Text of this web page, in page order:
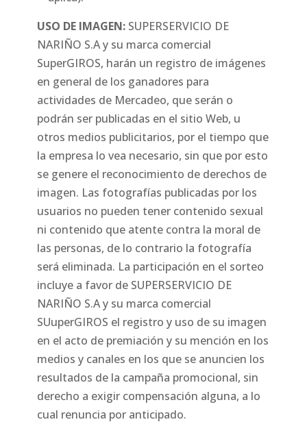
USO DE IMAGEN:SUPERSERVICIO DE
NARIÑO S.A y su marca comercial
SuperGIROS, harán un registro de imágenes
en general de los ganadores para
actividades de Mercadeo, que serán o
podrán ser publicadas en el sitio Web, u
otros medios publicitarios, por el tiempo que
la empresa lo vea necesario, sin que por esto
se genere el reconocimiento de derechos de
imagen. Las fotografías publicadas por los
usuarios no pueden tener contenido sexual
ni contenido que atente contra la moral de
las personas, de lo contrario la fotografía
será eliminada. La participación en el sorteo
incluye a favor de SUPERSERVICIO DE
NARIÑO S.A y su marca comercial
SUuperGIROS el registro y uso de su imagen
en el acto de premiación y su mención en los
medios y canales en los que se anuncien los
resultados de la campaña promocional, sin
derecho a exigir compensación alguna, a lo
cual renuncia por anticipado.